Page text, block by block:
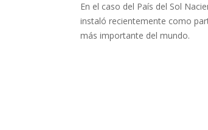
En el caso del País del Sol
instaló recientemente como
más importante del mundo.